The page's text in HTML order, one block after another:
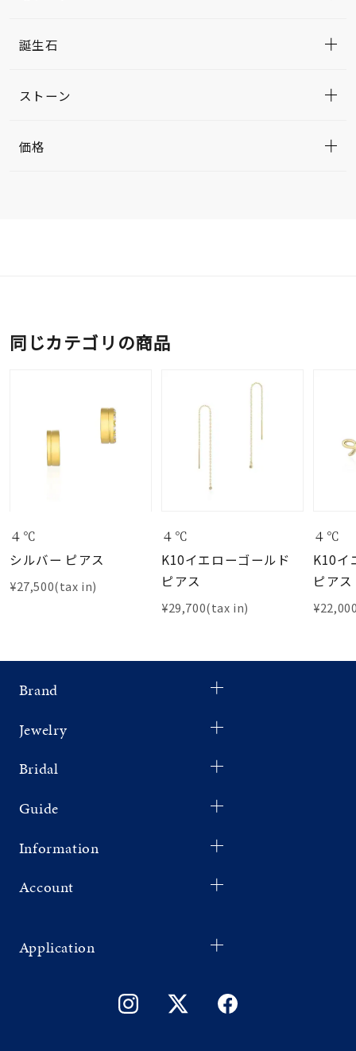
誕生石
ストーン
価格
同じカテゴリの商品
４℃
シルバー ピアス
¥27,500(tax in)
４℃
K10イエローゴールド
ピアス
¥29,700(tax in)
４℃
K10イ
ピアス
Brand
Jewelry
Bridal
Guide
Information
Account
Application